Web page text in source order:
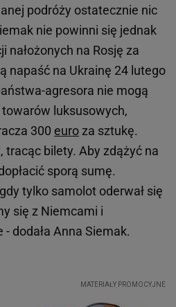
podróży ostatecznie nic
nie powinni się jednak
nałożonych na Rosję za
napaść na Ukrainę 24 lutego
agresora nie mogą
luksusowych,
300 euro za sztukę.
tracąc bilety. Aby zdążyć na
sporą sumę.
tylko samolot oderwał się
się z Niemcami i
dodała Anna Siemak.